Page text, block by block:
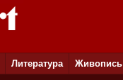
Литература Живопись